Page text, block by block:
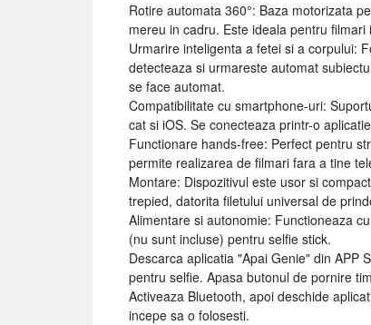
Rotire automata 360°: Baza motorizata
mereu in cadru. Este ideala pentru
Urmarire inteligenta a fetei si a corpului:
detecteaza si urmareste automat
se face automat.
Compatibilitate cu smartphone-uri:
cat si iOS. Se conecteaza printr-o
Functionare hands-free: Perfect pentru
permite realizarea de filmari fara a tine
Montare: Dispozitivul este usor si
trepied, datorita filetului universal de
Alimentare si autonomie: Functioneaza
(nu sunt incluse) pentru selfie stick.
Descarca aplicatia "Apai Genie" din APP
pentru selfie. Apasa butonul de pornire
Activeaza Bluetooth, apoi deschide
incepe sa o folosesti.